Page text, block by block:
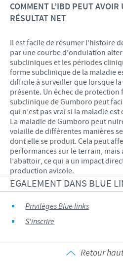
COMMENT L’IBD PEUT
RÉSULTAT NET
Il est facile de résumer l’histoire
par une courbe d’ondulation
subcliniques et les périodes
forme subclinique de la maladie
difficile à surveiller que lorsque
présente. Un échec de protection
subclinique de Gumboro peut
qui n’est pas vrai si la maladie est
La maladie de Gumboro peut
volaille de différentes manières
dont elle se produit. Cela peut
performances sur le terrain, mais
l’abattoir, ce qui a un impact
production avicole.
EGALEMENT DANS BLUE
Privilèges Blue links
S'inscrire
Retour